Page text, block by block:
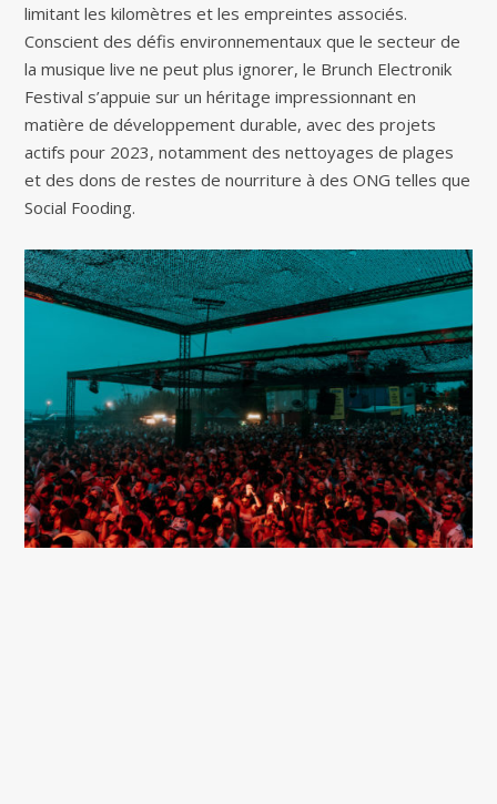
limitant les kilomètres et les empreintes associés.
Conscient des défis environnementaux que le secteur de
la musique live ne peut plus ignorer, le Brunch Electronik
Festival s’appuie sur un héritage impressionnant en
matière de développement durable, avec des projets
actifs pour 2023, notamment des nettoyages de plages
et des dons de restes de nourriture à des ONG telles que
Social Fooding.